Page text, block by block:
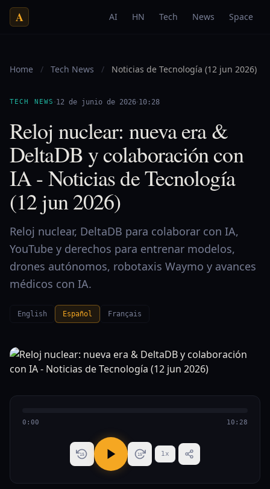
A AI HN Tech News Space
Home / Tech News / Noticias de Tecnología (12 jun 2026)
TECH NEWS ·12 de junio de 2026·10:28
Reloj nuclear: nueva era &
DeltaDB y colaboración con
IA - Noticias de Tecnología
(12 jun 2026)
Reloj nuclear, DeltaDB para colaborar con IA,
YouTube y derechos para entrenar modelos,
drones autónomos, robotaxis Waymo y avances
médicos con IA.
English Español Français
0:00 10:28
15 15 1x